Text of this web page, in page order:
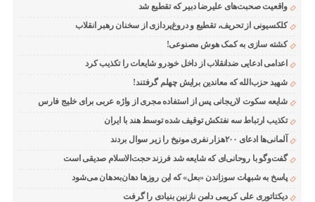
واقعیت صحبت‌های علیرضا دبیر که تقطیع شد
کلکسیونی از تحریف، تقطیع و دروغ‌پردازی از سخنان رهبر انقلاب
کشته سازی به کمک هوش مصنوعی!
اعدامی ادعایی ضدانقلاب از داخل خودرو شایعات را تکذیب کرد
شهید حزب‌الله که معاندین برایش چهلم گرفتند!
شایعه سکوت لاریجانی پس از استفاده مجری از واژه عربی برای خلیج فارس
تکذیب ارتباط سه نفتکش توقیف شده توسط هند با ایران
آلمانی‌ها ادعای ۲۰۰هزار نفری مونیخ را زیر سوال بردند
گفت‌وگو با روحانی‌ای که شایعه شد فرزند حجت‌الاسلام صدیقی است
پاسخ به شبهات سوزاندن «بعل» که این روزها دهان‌به‌دهان می‌شود
دیکتاتوری علی کریمی دامن نازنین بنیادی را گرفت